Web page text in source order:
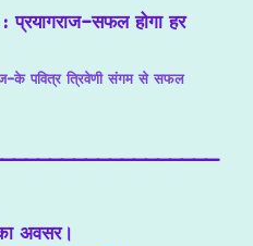
के पवित्र त्रिवेणी संगम से सफल
का अवसर।